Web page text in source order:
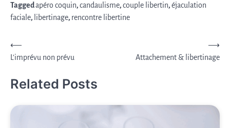
Taggedapéro coquin,candaulisme,couple libertin,éjaculation
faciale, libertinage, rencontre libertine
Post
navigation
⟵
L’imprévu non prévu
Attachement & libertinage
⟶
Related Posts